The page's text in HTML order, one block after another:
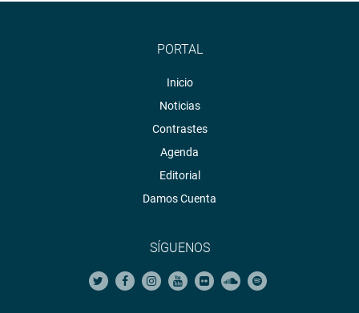
PORTAL
Inicio
Noticias
Contrastes
Agenda
Editorial
Damos Cuenta
SÍGUENOS